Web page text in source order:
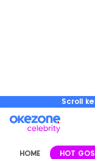
Scroll
HOME HOT